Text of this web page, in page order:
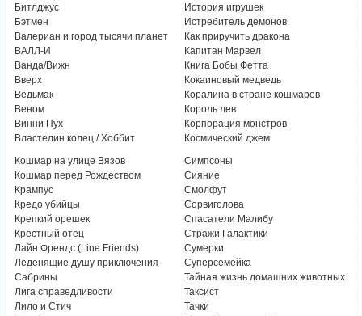
Битлджус
Бэтмен
Валериан и город тысячи планет
ВАЛЛ-И
Ванда/Вижн
Вверх
Ведьмак
Веном
Винни Пух
Властелин колец / Хоббит
История игрушек
Истребитель демонов
Как приручить дракона
Капитан Марвел
Книга Бобы Фетта
Кокаиновый медведь
Коралина в стране кошмаров
Король лев
Корпорация монстров
Космический джем
Кошмар на улице Вязов
Кошмар перед Рождеством
Крампус
Кредо убийцы
Крепкий орешек
Крестный отец
Лайн Френдс (Line Friends)
Леденящие душу приключения
Сабрины
Лига справедливости
Лило и Стич
Симпсоны
Сияние
Смолфут
Сорвиголова
Спасатели Малибу
Стражи Галактики
Сумерки
Суперсемейка
Тайная жизнь домашних животных
Таксист
Тачки